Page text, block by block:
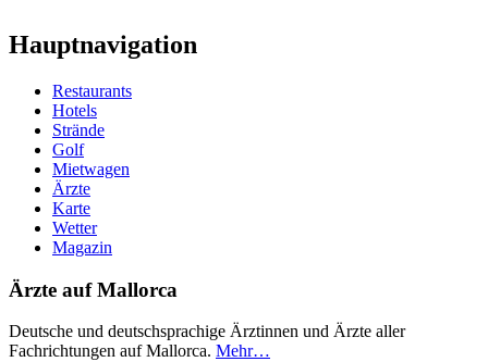
Hauptnavigation
Restaurants
Hotels
Strände
Golf
Mietwagen
Ärzte
Karte
Wetter
Magazin
Ärzte auf Mallorca
Deutsche und deutschsprachige Ärztinnen und Ärzte aller
Fachrichtungen auf Mallorca. Mehr…